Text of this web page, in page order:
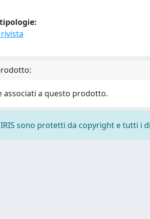
associati a questo prodotto.
sono protetti da copyright e tutti i